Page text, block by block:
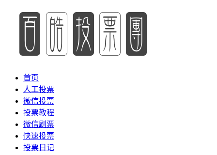
首页
人工投票
微信投票
投票教程
微信刷票
快速投票
投票日记